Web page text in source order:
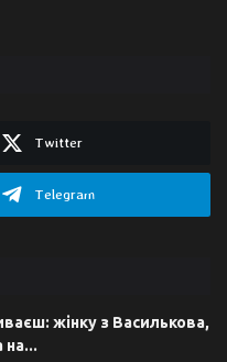
Twitter
Telegram
жінку з Василькова,
на...